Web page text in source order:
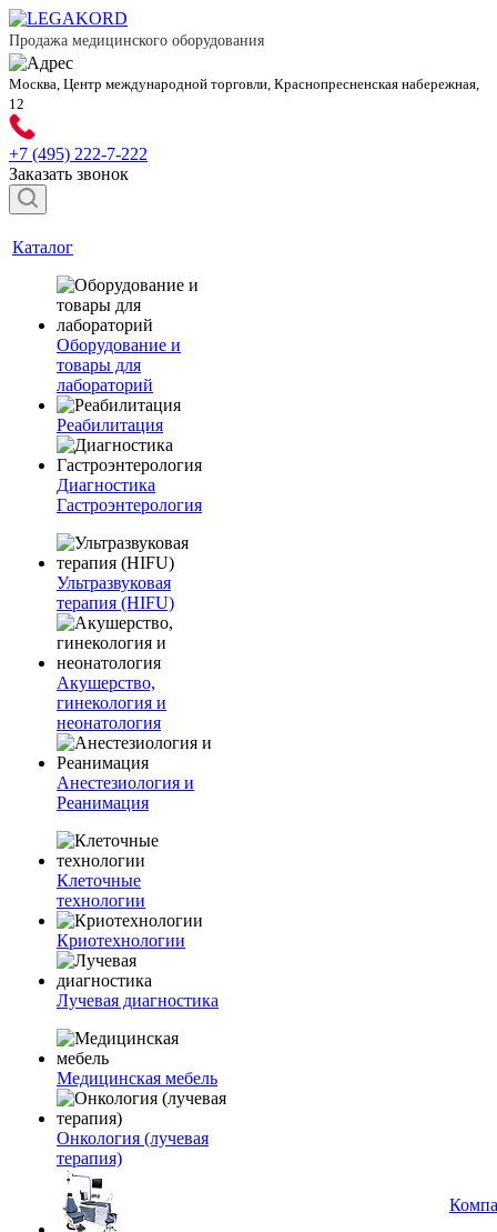
Продажа медицинского оборудования
Москва, Центр международной торговли, Краснопресненская набережная,
12
+7 (495) 222-7-222
Заказать звонок
Каталог
Оборудование и
товары для
лабораторий
Реабилитация
Диагностика
Гастроэнтерология
Ультразвуковая
терапия (HIFU)
Акушерство,
гинекология и
неонатология
Анестезиология и
Реанимация
Клеточные
технологии
Криотехнологии
Лучевая диагностика
Медицинская мебель
Онкология (лучевая
терапия)